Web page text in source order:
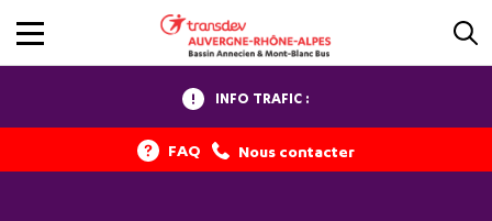
INFO TRAFIC :
FAQ Nous contacter